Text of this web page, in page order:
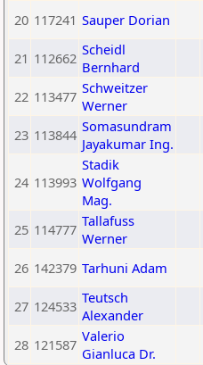
20 117241 Sauper Dorian
21 112662 Scheidl
Bernhard
22 113477 Schweitzer
Werner
23 113844 Somasundram
Jayakumar Ing.
24 113993
Stadik
Wolfgang
Mag.
25 114777 Tallafuss
Werner
26 142379 Tarhuni Adam
27 124533 Teutsch
Alexander
28 121587 Valerio
Gianluca Dr.